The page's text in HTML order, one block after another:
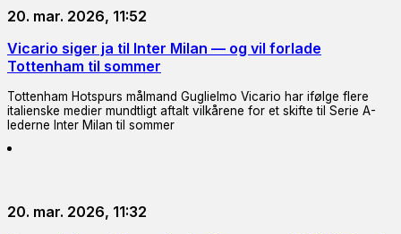
20. mar. 2026, 11:52
Vicario siger ja til Inter Milan — og vil forlade
Tottenham til sommer
Tottenham Hotspurs målmand Guglielmo Vicario har ifølge flere
italienske medier mundtligt aftalt vilkårene for et skifte til Serie A-
lederne Inter Milan til sommer
20. mar. 2026, 11:32